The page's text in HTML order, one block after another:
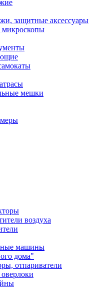
защитные аксессуары
микроскопы
мешки
воздуха
машины
дома"
отпариватели